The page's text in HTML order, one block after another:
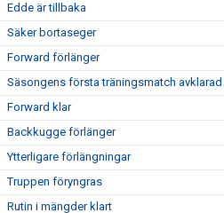
Edde är tillbaka
Säker bortaseger
Forward förlänger
Säsongens första träningsmatch avklarad
Forward klar
Backkugge förlänger
Ytterligare förlängningar
Truppen föryngras
Rutin i mängder klart